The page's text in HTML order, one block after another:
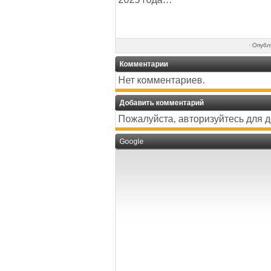
·
Комментарии
Нет комментариев.
Добавить комментарий
Пожалуйста, авторизуйтесь для
Google